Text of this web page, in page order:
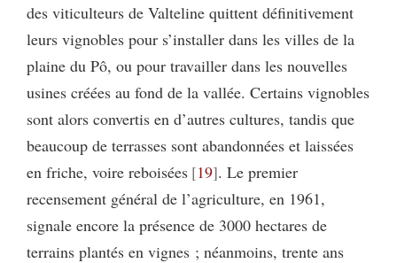
des viticulteurs de Valteline quittent définitivement
leurs vignobles pour s’installer dans les villes de la
plaine du Pô, ou pour travailler dans les nouvelles
usines créées au fond de la vallée. Certains vignobles
sont alors convertis en d’autres cultures, tandis que
beaucoup de terrasses sont abandonnées et laissées
en friche, voire reboisées 19 . Le premier
recensement général de l’agriculture, en 1961,
signale encore la présence de 3000 hectares de
terrains plantés en vignes ; néanmoins, trente ans